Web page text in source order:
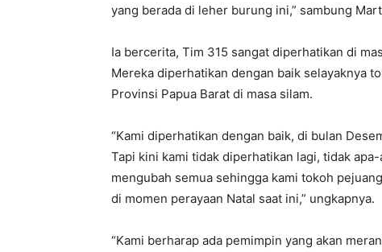
yang berada di leher burung ini,” sambung
Ia bercerita, Tim 315 sangat diperhatikan di
Mereka diperhatikan dengan baik selayaknya
Provinsi Papua Barat di masa silam.
“Kami diperhatikan dengan baik, di bulan
Tapi kini kami tidak diperhatikan lagi, tidak
mengubah semua sehingga kami tokoh
di momen perayaan Natal saat ini,” ungkapnya.
“Kami berharap ada pemimpin yang akan